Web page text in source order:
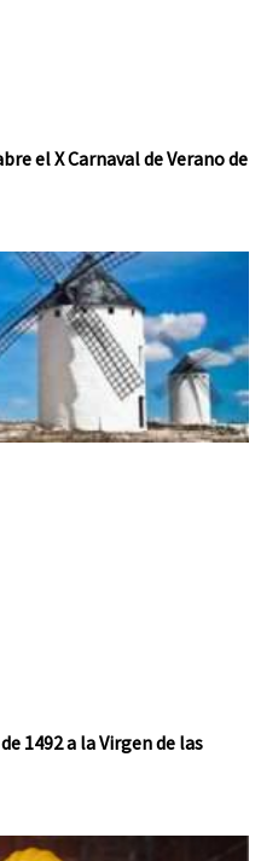
el X Carnaval de Verano de
1492 a la Virgen de las